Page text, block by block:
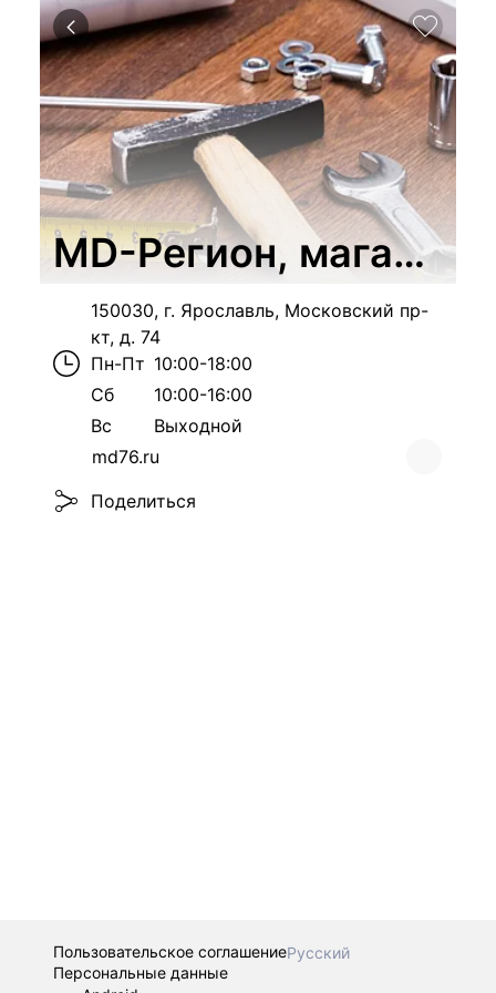
MD-Регион, магазин
150030, г. Ярославль, Московский пр-
кт, д. 74
Пн-Пт 10:00-18:00
Сб
10:00-16:00
Вс
Выходной
md76.ru
Поделиться
Пользовательское соглашениеРусский
Персональные данные